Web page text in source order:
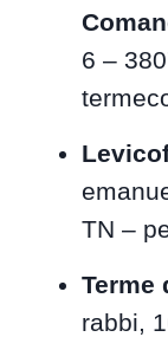
6 –
TN –
Terme
rabbi,